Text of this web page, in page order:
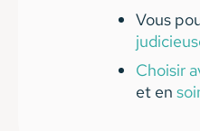
Vous
Choisir
et en